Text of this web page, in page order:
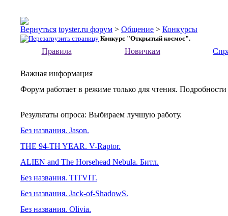
toyster.ru форум > Общение > Конкурсы
Конкурс "Открытый космос".
Правила Новичкам
Важная информация
Форум работает в режиме только для чтения.
Результаты опроса: Выбираем лучшую работу.
Без названия. Jason.
THE 94-TH YEAR. V-Raptor.
ALIEN and The Horsehead Nebula. Битл.
Без названия. TITVIT.
Без названия. Jack-of-ShadowS.
Без названия. Olivia.